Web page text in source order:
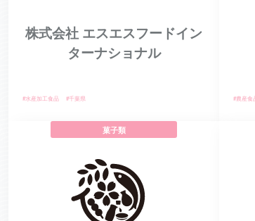
株式会社 エスエスフードイン
ターナショナル
#水産加工食品 #千葉県 #農産食
菓子類